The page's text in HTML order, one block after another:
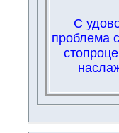
С
проблема